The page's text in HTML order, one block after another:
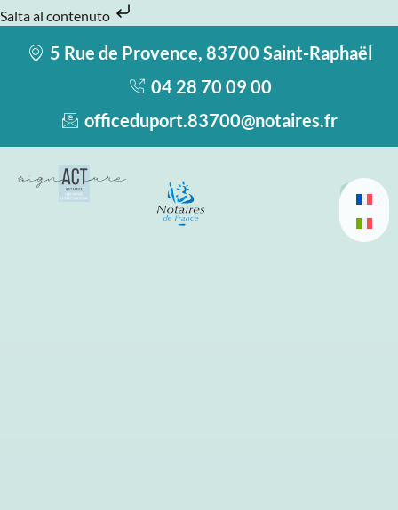
Salta al contenuto
5 Rue de Provence, 83700 Saint-Raphaël
04 28 70 09 00
officeduport.83700@notaires.fr